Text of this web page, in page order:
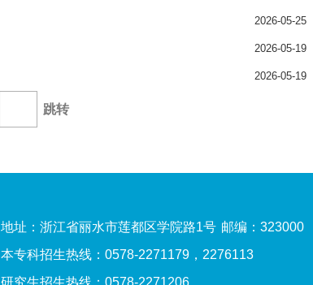
2026-05-25
2026-05-19
2026-05-19
跳转
地址：浙江省丽水市莲都区学院路1号 邮编：323000
本专科招生热线：0578-2271179，2276113
研究生招生热线：0578-2271206